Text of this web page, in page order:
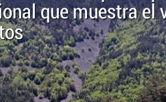
que muestra el